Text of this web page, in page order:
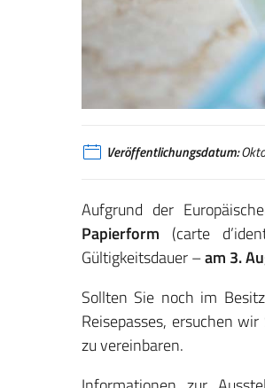
Veröffentlichungsdatum:
Aufgrund der
Papierform (carte
Gültigkeitsdauer –am 3.
Sollten Sie noch im
Reisepasses, ersuchen wir
zu vereinbaren.